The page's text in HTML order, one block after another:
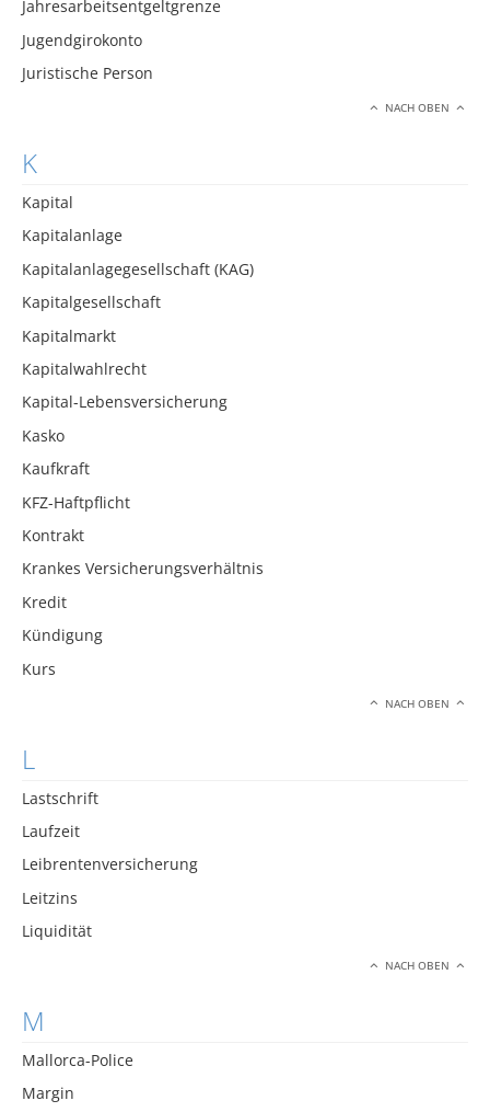
Jahresarbeitsentgeltgrenze
Jugendgirokonto
Juristische Person
NACH OBEN
K
Kapital
Kapitalanlage
Kapitalanlagegesellschaft (KAG)
Kapitalgesellschaft
Kapitalmarkt
Kapitalwahlrecht
Kapital-Lebensversicherung
Kasko
Kaufkraft
KFZ-Haftpflicht
Kontrakt
Krankes Versicherungsverhältnis
Kredit
Kündigung
Kurs
NACH OBEN
L
Lastschrift
Laufzeit
Leibrentenversicherung
Leitzins
Liquidität
NACH OBEN
M
Mallorca-Police
Margin